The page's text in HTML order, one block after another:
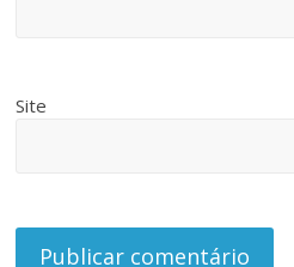
Site